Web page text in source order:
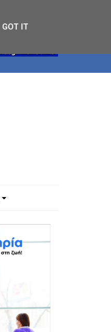
GOT IT